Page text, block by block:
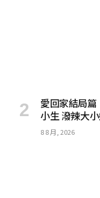
愛回家結局
小生 潑辣大
8 8 月, 2026